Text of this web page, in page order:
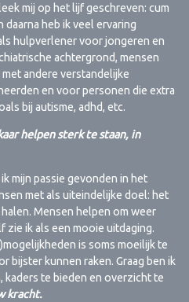
mij op het lijf geschreven: cum
daarna heb ik veel ervaring
hulpverlener voor jongeren en
achtergrond, mensen
andere verstandelijke
en voor personen die extra
bij autisme, adhd, etc.
te staan, in
mijn passie gevonden in het
met als uiteindelijke doel: het
Mensen helpen om weer
ik als een mooie uitdaging.
is soms moeilijk te
bijster kunnen raken. Graag ben ik
te bieden en overzicht te
kracht.